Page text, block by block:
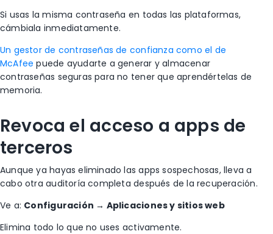
Si usas la misma contraseña en todas las plataformas,
cámbiala inmediatamente.
Un gestor de contraseñas de confianza como el de
McAfee puede ayudarte a generar y almacenar
contraseñas seguras para no tener que aprendértelas de
memoria.
Revoca el acceso a apps de
terceros
Aunque ya hayas eliminado las apps sospechosas, lleva a
cabo otra auditoría completa después de la recuperación.
Ve a: Configuración → Aplicaciones y sitios web
Elimina todo lo que no uses activamente.